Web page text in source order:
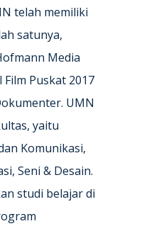
telah memiliki
satunya,
Media
Film Puskat 2017
UMN
yaitu
Komunikasi,
Seni & Desain.
studi belajar di